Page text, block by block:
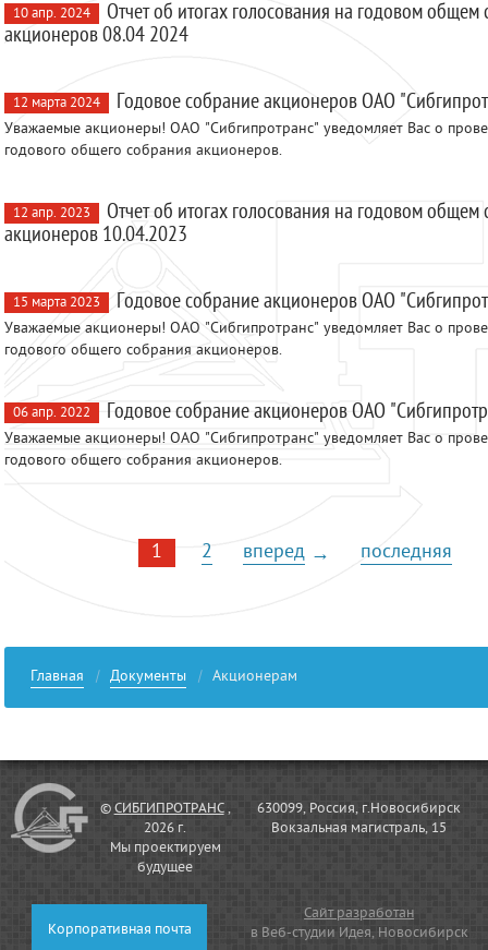
10 апр. 2024
Отчет об итогах голосования на годовом общем
акционеров 08.04 2024
12 марта 2024 Годовое собрание акционеров ОАО
Уважаемые акционеры! ОАО "Сибгипротранс" уведомляет Вас о
годового общего собрания акционеров.
12 апр. 2023
Отчет об итогах голосования на годовом общем
акционеров 10.04.2023
15 марта 2023 Годовое собрание акционеров ОАО
Уважаемые акционеры! ОАО "Сибгипротранс" уведомляет Вас о
годового общего собрания акционеров.
06 апр. 2022 Годовое собрание акционеров ОАО
Уважаемые акционеры! ОАО "Сибгипротранс" уведомляет Вас о
годового общего собрания акционеров.
1 2 вперед → последняя
Главная Документы Акционерам
© СИБГИПРОТРАНС,
2026 г.
Мы проектируем
будущее
630099, Россия, г.Новосибирск
Вокзальная магистраль, 15
Корпоративная почта
Сайт разработан
в Веб-студии Идея, Новосибирск